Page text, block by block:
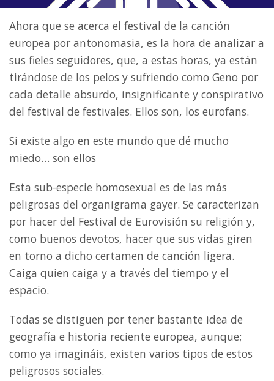
Ahora que se acerca el festival de la canción
europea por antonomasia, es la hora de analizar a
sus fieles seguidores, que, a estas horas, ya están
tirándose de los pelos y sufriendo como Geno por
cada detalle absurdo, insignificante y conspirativo
del festival de festivales. Ellos son, los eurofans.
Si existe algo en este mundo que dé mucho
miedo… son ellos
Esta sub-especie homosexual es de las más
peligrosas del organigrama gayer. Se caracterizan
por hacer del Festival de Eurovisión su religión y,
como buenos devotos, hacer que sus vidas giren
en torno a dicho certamen de canción ligera.
Caiga quien caiga y a través del tiempo y el
espacio.
Todas se distiguen por tener bastante idea de
geografía e historia reciente europea, aunque;
como ya imagináis, existen varios tipos de estos
peligrosos sociales.